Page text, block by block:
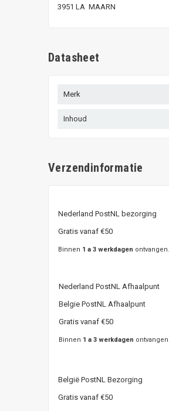
3951 LA MAARN
Datasheet
Merk
Inhoud
Verzendinformatie
Nederland PostNL
Gratis vanaf €50
Binnen 1 a 3 werkdagen ontvangen.
Nederland PostNL
Belgie PostNL Afhaalpunt
Gratis vanaf €50
Binnen 1 a 3 werkdagen ontvangen.
België PostNL Bezorging
Gratis vanaf €50